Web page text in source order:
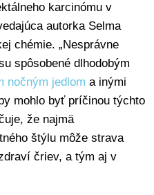
karcinómu v
autorka Selma
chémie. „Nesprávne
spôsobené dlhodobým
nočným jedlom a inými
mohlo byť príčinou týchto
že najmä
štýlu môže strava
čriev, a tým aj v